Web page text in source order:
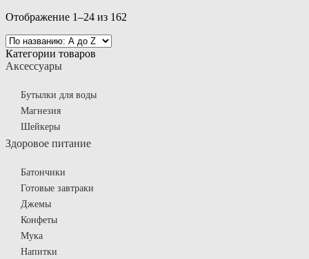
Отображение 1–24 из 162
Категории товаров
Аксессуары
Бутылки для воды
Магнезия
Шейкеры
Здоровое питание
Батончики
Готовые завтраки
Джемы
Конфеты
Мука
Напитки